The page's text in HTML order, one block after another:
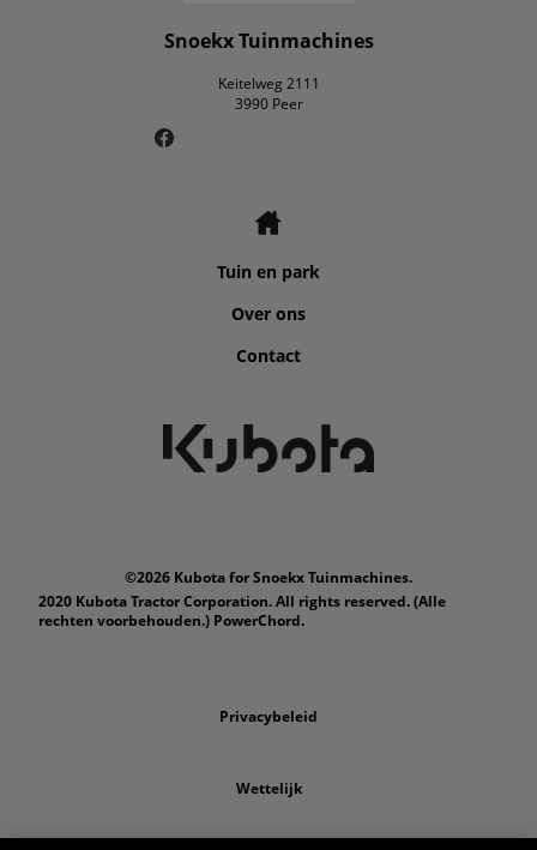
Snoekx Tuinmachines
Keitelweg 2111
3990 Peer
Tuin en park
Over ons
Contact
©2026 Kubota for Snoekx Tuinmachines.
2020 Kubota Tractor Corporation. All rights reserved. (Alle
rechten voorbehouden.) PowerChord.
Privacybeleid
Wettelijk